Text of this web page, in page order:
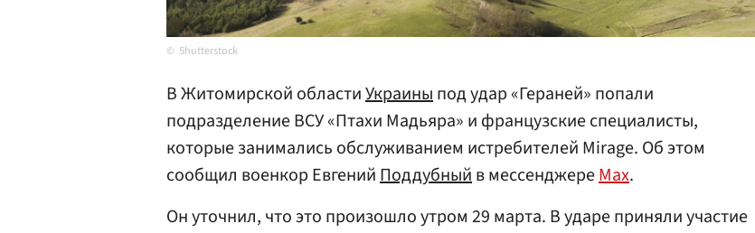
Shutterstock
В Житомирской областиУкраиныпод удар «Гераней» попали
подразделение ВСУ «Птахи Мадьяра» и французские специалисты,
которые занимались обслуживанием истребителей Mirage. Об этом
сообщил военкор ЕвгенийПоддубныйв мессенджереMax.
Он уточнил, что это произошло утром 29 марта. В ударе приняли участие